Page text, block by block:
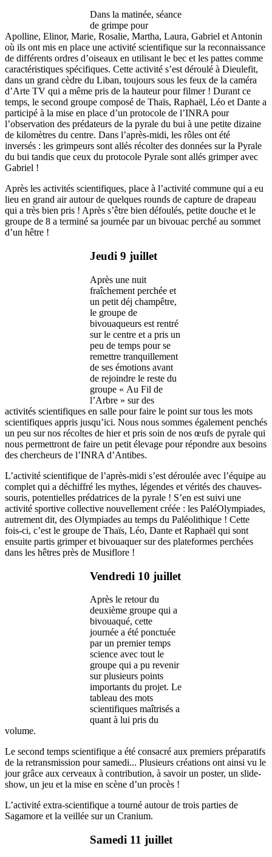
Dans la matinée, séance
de grimpe pour
Apolline, Elinor, Marie, Rosalie, Martha, Laura, Gabriel et Antonin
où ils ont mis en place une activité scientifique sur la reconnaissance
de différents ordres d’oiseaux en utilisant le bec et les pattes comme
caractéristiques spécifiques. Cette activité s’est déroulé à Dieulefit,
dans un grand cèdre du Liban, toujours sous les feux de la caméra
d’Arte TV qui a même pris de la hauteur pour filmer ! Durant ce
temps, le second groupe composé de Thaïs, Raphaël, Léo et Dante a
participé à la mise en place d’un protocole de l’INRA pour
l’observation des prédateurs de la pyrale du bui à une petite dizaine
de kilomètres du centre. Dans l’après-midi, les rôles ont été
inversés : les grimpeurs sont allés récolter des données sur la Pyrale
du bui tandis que ceux du protocole Pyrale sont allés grimper avec
Gabriel !
Après les activités scientifiques, place à l’activité commune qui a eu
lieu en grand air autour de quelques rounds de capture de drapeau
qui a très bien pris ! Après s’être bien défoulés, petite douche et le
groupe de 8 a terminé sa journée par un bivouac perché au sommet
d’un hêtre !
Jeudi 9 juillet
Après une nuit
fraîchement perchée et
un petit déj champêtre,
le groupe de
bivouaqueurs est rentré
sur le centre et a pris un
peu de temps pour se
remettre tranquillement
de ses émotions avant
de rejoindre le reste du
groupe « Au Fil de
l’Arbre » sur des
activités scientifiques en salle pour faire le point sur tous les mots
scientifiques appris jusqu’ici. Nous nous sommes également penchés
un peu sur nos récoltes de hier et pris soin de nos œufs de pyrale qui
nous permettront de faire un petit élevage pour répondre aux besoins
des chercheurs de l’INRA d’Antibes.
L’activité scientifique de l’après-midi s’est déroulée avec l’équipe au
complet qui a déchiffré les mythes, légendes et vérités des chauves-
souris, potentielles prédatrices de la pyrale ! S’en est suivi une
activité sportive collective nouvellement créée : les PaléOlympiades,
autrement dit, des Olympiades au temps du Paléolithique ! Cette
fois-ci, c’est le groupe de Thaïs, Léo, Dante et Raphaël qui sont
ensuite partis grimper et bivouaquer sur des plateformes perchées
dans les hêtres près de Musiflore !
Vendredi 10 juillet
Après le retour du
deuxième groupe qui a
bivouaqué, cette
journée a été ponctuée
par un premier temps
science avec tout le
groupe qui a pu revenir
sur plusieurs points
importants du projet. Le
tableau des mots
scientifiques maîtrisés a
quant à lui pris du
volume.
Le second temps scientifique a été consacré aux premiers préparatifs
de la retransmission pour samedi... Plusieurs créations ont ainsi vu le
jour grâce aux cerveaux à contribution, à savoir un poster, un slide-
show, un jeu et la mise en scène d’un procès !
L’activité extra-scientifique a tourné autour de trois parties de
Sagamore et la veillée sur un Cranium.
Samedi 11 juillet